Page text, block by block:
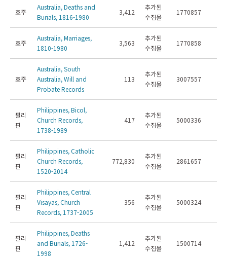
호주
Australia, Deaths and
Burials, 1816-1980
3,412
추가된
수집물
1770857
호주
Australia, Marriages,
1810-1980
3,563
추가된
수집물
1770858
호주
Australia, South
Australia, Will and
Probate Records
113
추가된
수집물
3007557
필리
핀
Philippines, Bicol,
Church Records,
1738-1989
417
추가된
수집물
5000336
필리
핀
Philippines, Catholic
Church Records,
1520-2014
772,830
추가된
수집물
2861657
필리
핀
Philippines, Central
Visayas, Church
Records, 1737-2005
356
추가된
수집물
5000324
필리
핀
Philippines, Deaths
and Burials, 1726-
1998
1,412
추가된
수집물
1500714